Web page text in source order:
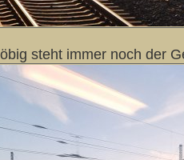
steht immer noch der